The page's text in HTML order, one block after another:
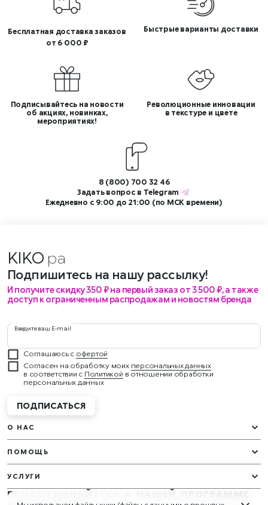
Бесплатная доставка заказов
от 6 000 ₽
Быстрые варианты доставки
Подписывайтесь на новости
об акциях, новинках,
мероприятиях!
Революционные инновации
в текстуре и цвете
8 (800) 700 32 46
Задать вопрос в Telegram
Ежедневно с 9:00 до 21:00 (по МСК времени)
KIKO
Подпишитесь на нашу рассылку!
И получите скидку 350 ₽ на первый заказ от 3 500 ₽, а также
доступ к ограниченным распродажам и новостям бренда
Введите ваш E-mail
Соглашаюсь с офертой
Согласен на обработку моих персональных данных
в соответствии с Политикой в отношении обработки
персональных данных
ПОДПИСАТЬСЯ
ПРИСОЕДИНЯЙТЕСЬ К НАШЕЙ ПРОГРАММЕ
УСЛУГИ
О НАС
ПОМОЩЬ